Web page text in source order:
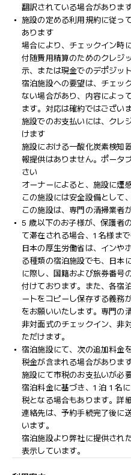
翻訳されている場合があります
施設の定める利用規約に従っ
あります
場合により、チェックイン時
付随費用精算のためのクレジ
示、または現金でのデポジッ
宿泊施設への要望は、チェッ
ない場合があり、内容によっ
ます。対応は確約ではござい
施設でのお支払いには、クレ
けます
施設における一酸化炭素検知
報提供はありません。ポータ
さい
オーナーによると、施設に煙
この施設には安全設備として
この施設は、専門の清掃業者
5 歳以下のお子様が、保護者
て滞在される場合、1 名様ま
日本の厚生労働省は、インや
る種類の宿泊施設でも、日本
に際し、国籍および旅券番号
付け​ております。また、各宿
ートをコピーし保存する義務
をお願いいたします。専門の
非対面式のチェックイン、非
ただけます。
宿泊施設にて、次の追加料金
税金が含まれる場合がありま
施設にて市税のお支払いが必
宿泊料金に基づき、1 泊 1 名
税となる場合もあります。詳
連絡先は、予約手続完了後に
います。
宿泊施設より弊社に提供され
表示しています。